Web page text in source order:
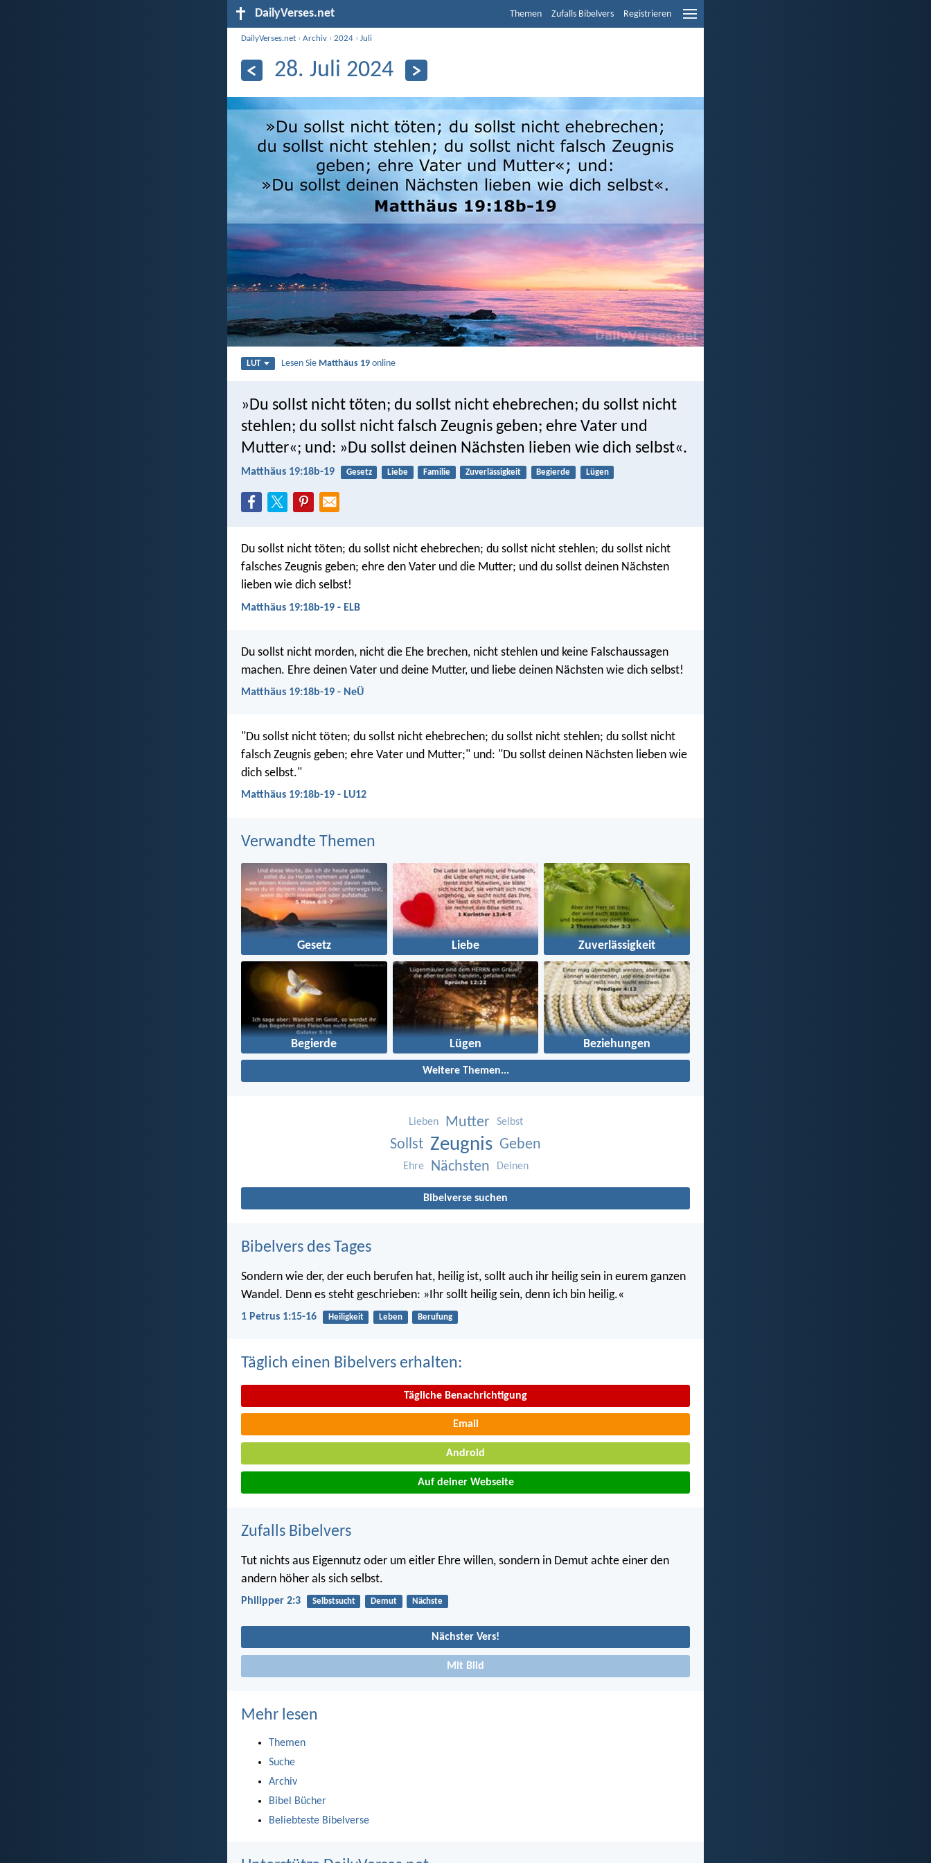
DailyVerses.net Themen Zufalls Bibelvers Registrieren
DailyVerses.net ›Archiv ›2024 ›Juli
28. Juli 2024
LUT Lesen Sie Matthäus 19 online
»Du sollst nicht töten; du sollst nicht ehebrechen; du sollst nicht
stehlen; du sollst nicht falsch Zeugnis geben; ehre Vater und
Mutter«; und: »Du sollst deinen Nächsten lieben wie dich selbst«.
Matthäus 19:18b-19 Gesetz Liebe Familie Zuverlässigkeit Begierde Lügen
Du sollst nicht töten; du sollst nicht ehebrechen; du sollst nicht stehlen; du sollst nicht
falsches Zeugnis geben; ehre den Vater und die Mutter; und du sollst deinen Nächsten
lieben wie dich selbst!
Matthäus 19:18b-19 - ELB
Du sollst nicht morden, nicht die Ehe brechen, nicht stehlen und keine Falschaussagen
machen. Ehre deinen Vater und deine Mutter, und liebe deinen Nächsten wie dich selbst!
Matthäus 19:18b-19 - NeÜ
"Du sollst nicht töten; du sollst nicht ehebrechen; du sollst nicht stehlen; du sollst nicht
falsch Zeugnis geben; ehre Vater und Mutter;" und: "Du sollst deinen Nächsten lieben wie
dich selbst."
Matthäus 19:18b-19 - LU12
Verwandte Themen
Gesetz Liebe Zuverlässigkeit
Begierde Lügen Beziehungen
Weitere Themen...
Lieben Mutter Selbst
Sollst Zeugnis Geben
Ehre Nächsten Deinen
Bibelverse suchen
Bibelvers des Tages
Sondern wie der, der euch berufen hat, heilig ist, sollt auch ihr heilig sein in eurem ganzen
Wandel. Denn es steht geschrieben: »Ihr sollt heilig sein, denn ich bin heilig.«
1 Petrus 1:15-16 Heiligkeit Leben Berufung
Täglich einen Bibelvers erhalten:
Tägliche Benachrichtigung
Email
Android
Auf deiner Webseite
Zufalls Bibelvers
Tut nichts aus Eigennutz oder um eitler Ehre willen, sondern in Demut achte einer den
andern höher als sich selbst.
Philipper 2:3 Selbstsucht Demut Nächste
Nächster Vers!
Mit Bild
Mehr lesen
Themen
Suche
Archiv
Bibel Bücher
Beliebteste Bibelverse